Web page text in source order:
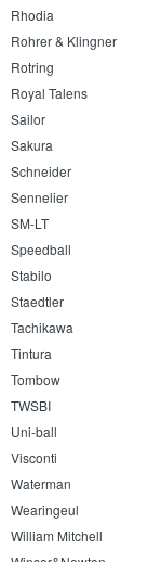
Rhodia
Rohrer & Klingner
Rotring
Royal Talens
Sailor
Sakura
Schneider
Sennelier
SM-LT
Speedball
Stabilo
Staedtler
Tachikawa
Tintura
Tombow
TWSBI
Uni-ball
Visconti
Waterman
Wearingeul
William Mitchell